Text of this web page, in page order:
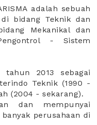
adalah sebuah
bidang Teknik dan
Mekanikal dan
- Sistem
tahun 2013 sebagai
Teknik (1990 -
(2004 - sekarang).
dan mempunyai
perusahaan di